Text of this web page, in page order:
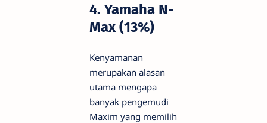
4. Yamaha N-
Max (13%)
Kenyamanan
merupakan alasan
utama mengapa
banyak pengemudi
Maxim yang memilih